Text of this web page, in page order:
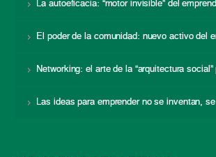
La autoeficacia: “motor invisible” del
El poder de la comunidad: nuevo activo del
Networking: el arte de la “arquitectura social”
Las ideas para emprender no se inventan,